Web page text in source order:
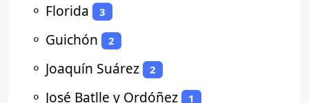
⚬ Florida 3
⚬ Guichón 2
⚬ Joaquín Suárez 2
⚬ José Batlle y Ordóñez 1